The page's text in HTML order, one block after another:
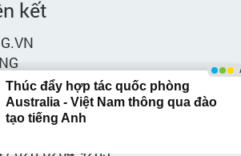
kết
/ 028.6264.9283